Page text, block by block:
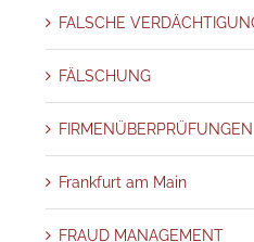
FALSCHE
FÄLSCHUNG
FIRMENÜBERPRÜFUNGEN
Frankfurt am Main
FRAUD MANAGEMENT